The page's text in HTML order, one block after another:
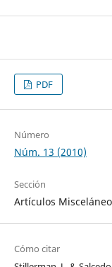
PDF
Número
Núm. 13 (2010)
Sección
Artículos
Cómo citar